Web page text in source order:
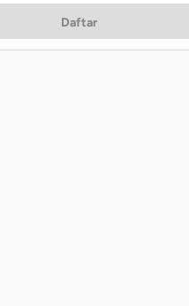
Daftar